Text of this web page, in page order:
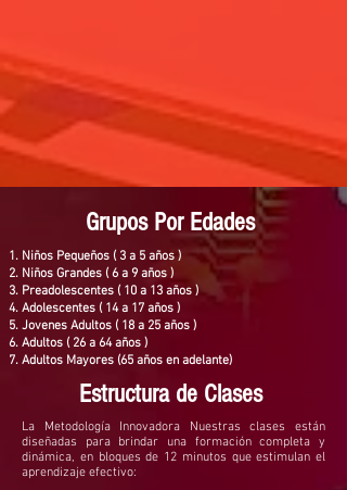
Grupos Por Edades
Niños Pequeños ( 3 a 5 años )
Niños Grandes ( 6 a 9 años )
Preadolescentes ( 10 a 13 años )
Adolescentes ( 14 a 17 años )
Jovenes Adultos ( 18 a 25 años )
Adultos ( 26 a 64 años )
Adultos Mayores (65 años en adelante)
Estructura de Clases
La Metodología Innovadora Nuestras clases están
diseñadas para brindar una formación completa y
dinámica, en bloques de 12 minutos que estimulan el
aprendizaje efectivo: